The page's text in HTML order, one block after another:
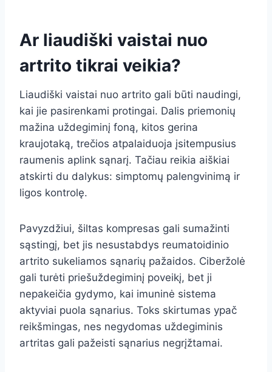
Ar liaudiški vaistai nuo
artrito tikrai veikia?
Liaudiški vaistai nuo artrito gali būti naudingi,
kai jie pasirenkami protingai. Dalis priemonių
mažina uždegiminį foną, kitos gerina
kraujotaką, trečios atpalaiduoja įsitempusius
raumenis aplink sąnarį. Tačiau reikia aiškiai
atskirti du dalykus: simptomų palengvinimą ir
ligos kontrolę.
Pavyzdžiui, šiltas kompresas gali sumažinti
sąstingį, bet jis nesustabdys reumatoidinio
artrito sukeliamos sąnarių pažaidos. Ciberžolė
gali turėti priešuždegiminį poveikį, bet ji
nepakeičia gydymo, kai imuninė sistema
aktyviai puola sąnarius. Toks skirtumas ypač
reikšmingas, nes negydomas uždegiminis
artritas gali pažeisti sąnarius negrįžtamai.